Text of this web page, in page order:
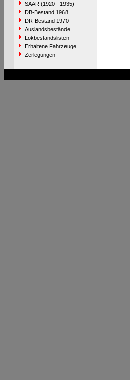
SAAR (1920 - 1935)
DB-Bestand 1968
DR-Bestand 1970
Auslandsbestände
Lokbestandslisten
Erhaltene Fahrzeuge
Zerlegungen